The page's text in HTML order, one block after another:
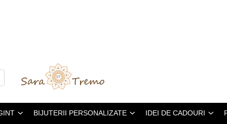
BIJUTERII PERSONALIZATE IDEI DE CADOURI